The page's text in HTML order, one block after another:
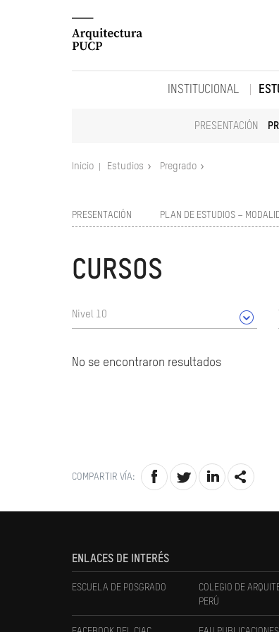
INSTITUCIONAL
PRESENTACIÓN
Inicio Estudios Pregrado
PRESENTACIÓN PLAN DE ESTUDIOS –
CURSOS
Nivel 10
No se encontraron resultados
COMPARTIR VÍA:
ENLACES DE INTERÉS
ESCUELA DE POSGRADO
COLEGIO DE
PERÚ